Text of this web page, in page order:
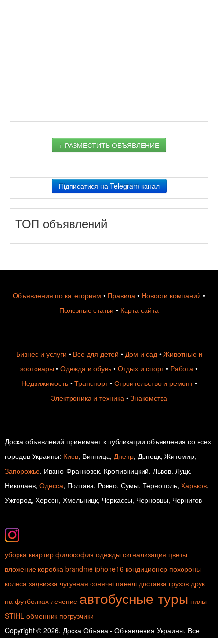
+ РАЗМЕСТИТЬ ОБЪЯВЛЕНИЕ
Підписатися на Telegram канал
ТОП объявлений
Объявления по категориям • Правила • Новости компаний •
Полезные статьи • Карта сайта
Бизнес и услуги • Все для детей • Дом и сад• Животные и
зоотовары • Одежда и обувь • Отдых и спорт• Работа •
Недвижимость• Транспорт• Строительство и ремонт•
Электроника и техника • Знакомства
Доска объявлений принимает к публикации объявления со всех
городов Украины: Киев, Винница, Днепр, Донецк, Житомир,
Запорожье, Ивано-Франковск, Кропивницкий, Львов, Луцк,
Николаев, Одесса, Полтава, Ровно, Сумы, Тернополь, Харьков,
Ужгород, Херсон, Хмельницк, Черкассы, Черновцы, Чернигов
уборка квартир философия одежды сигнализация цветы
вложение коробка brandme iphone16 кондиционер похороны
колеса задвижка чугунная сонячні панелі доставка грузов друк
на футболках лечение автобусные туры пилы
STIHL обменник погрузчики
Copyright © 2026. Доска Объява - Объявления Украины. Все